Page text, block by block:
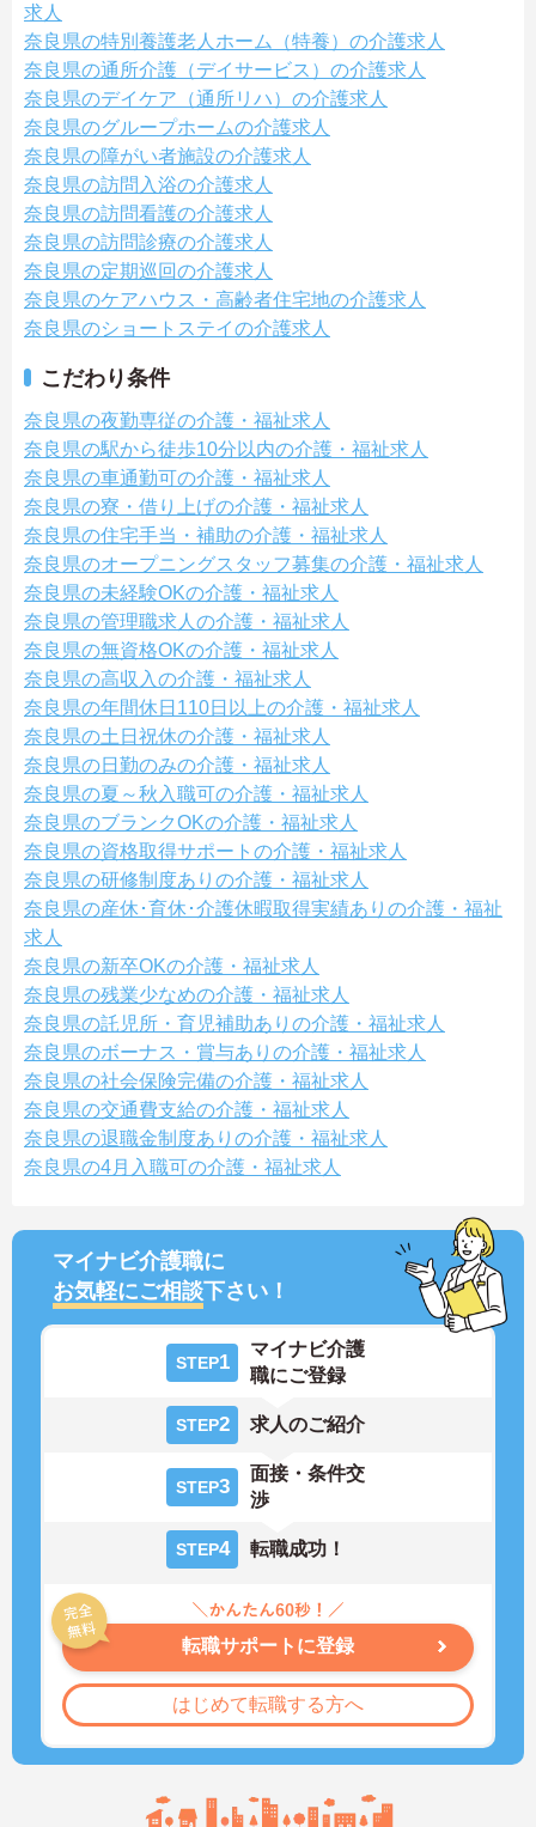
求人
奈良県の特別養護老人ホーム（特養）の介護求人
奈良県の通所介護（デイサービス）の介護求人
奈良県のデイケア（通所リハ）の介護求人
奈良県のグループホームの介護求人
奈良県の障がい者施設の介護求人
奈良県の訪問入浴の介護求人
奈良県の訪問看護の介護求人
奈良県の訪問診療の介護求人
奈良県の定期巡回の介護求人
奈良県のケアハウス・高齢者住宅地の介護求人
奈良県のショートステイの介護求人
こだわり条件
奈良県の夜勤専従の介護・福祉求人
奈良県の駅から徒歩10分以内の介護・福祉求人
奈良県の車通勤可の介護・福祉求人
奈良県の寮・借り上げの介護・福祉求人
奈良県の住宅手当・補助の介護・福祉求人
奈良県のオープニングスタッフ募集の介護・福祉求人
奈良県の未経験OKの介護・福祉求人
奈良県の管理職求人の介護・福祉求人
奈良県の無資格OKの介護・福祉求人
奈良県の高収入の介護・福祉求人
奈良県の年間休日110日以上の介護・福祉求人
奈良県の土日祝休の介護・福祉求人
奈良県の日勤のみの介護・福祉求人
奈良県の夏～秋入職可の介護・福祉求人
奈良県のブランクOKの介護・福祉求人
奈良県の資格取得サポートの介護・福祉求人
奈良県の研修制度ありの介護・福祉求人
奈良県の産休･育休･介護休暇取得実績ありの介護・福祉
求人
奈良県の新卒OKの介護・福祉求人
奈良県の残業少なめの介護・福祉求人
奈良県の託児所・育児補助ありの介護・福祉求人
奈良県のボーナス・賞与ありの介護・福祉求人
奈良県の社会保険完備の介護・福祉求人
奈良県の交通費支給の介護・福祉求人
奈良県の退職金制度ありの介護・福祉求人
奈良県の4月入職可の介護・福祉求人
マイナビ介護職に
お気軽にご相談下さい！
STEP1
マイナビ介護
職にご登録
STEP2 求人のご紹介
STEP3
面接・条件交
渉
STEP4 転職成功！
転職サポートに登録
はじめて転職する方へ